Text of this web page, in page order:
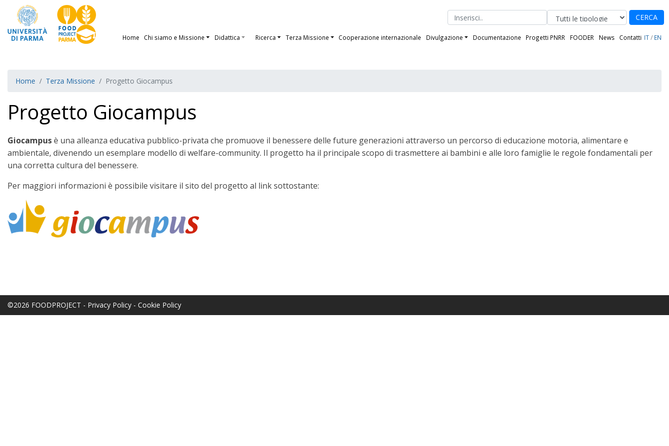
Home Chi siamo e Missione Didattica Ricerca Terza Missione Cooperazione internazionale Divulgazione Documentazione Progetti PNRR FOODER News Contatti IT/ EN
CERCA
Home Terza Missione Progetto Giocampus
Progetto Giocampus
Giocampusè una alleanza educativa pubblico-privata che promuove il benessere delle future generazioni attraverso un percorso di educazione motoria, alimentare e
ambientale, divenendo un esemplare modello di welfare-community. Il progetto ha il principale scopo di trasmettere ai bambini e alle loro famiglie le regole fondamentali per
una corretta cultura del benessere.
Per maggiori informazioni è possibile visitare il sito del progetto al link sottostante:
©2026 FOODPROJECT - Privacy Policy - Cookie Policy